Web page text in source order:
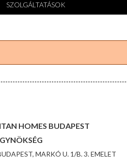
SZOLGÁLTATÁSOK
HOMES BUDAPEST
MARKÓ U. 1/B. 3. EMELET